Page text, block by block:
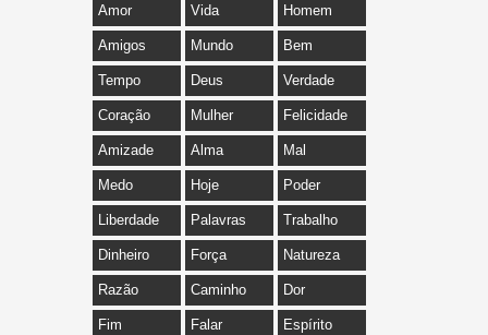
Amor Vida Homem
Amigos Mundo Bem
Tempo Deus Verdade
Coração Mulher Felicidade
Amizade Alma Mal
Medo Hoje Poder
Liberdade Palavras Trabalho
Dinheiro Força Natureza
Razão Caminho Dor
Fim Falar Espírito